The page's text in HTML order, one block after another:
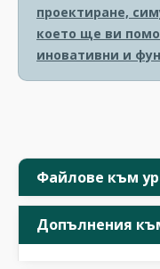
Файлове към
Допълнения
проектиране,
което ще ви
иновативни и